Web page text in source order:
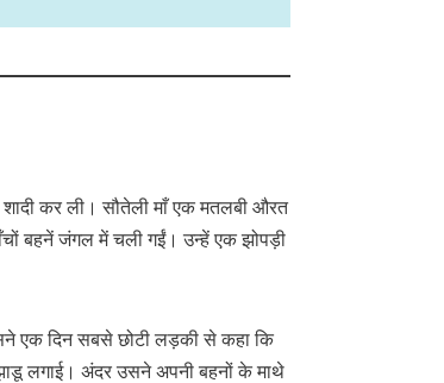
शादी कर ली। सौतेली माँ एक मतलबी औरत
बहनें जंगल में चली गईं। उन्हें एक झोपड़ी
एक दिन सबसे छोटी लड़की से कहा कि
लगाई। अंदर उसने अपनी बहनों के माथे